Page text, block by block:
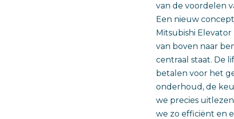
van de voordelen
Een nieuw
Mitsubishi Elevator
van boven naar
centraal staat. De
betalen voor het
onderhoud, de
we precies
we zo efficiënt en